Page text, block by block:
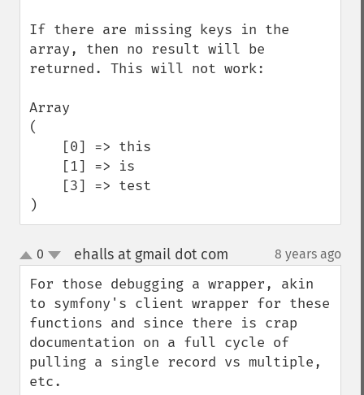
If there are missing keys in the
array, then no result will be
returned. This will not work:
Array
(
)
up
down
0 ehalls at gmail dot com 8 years ago
For those debugging a wrapper, akin
to symfony's client wrapper for these
functions and since there is crap
documentation on a full cycle of
pulling a single record vs multiple,
etc.